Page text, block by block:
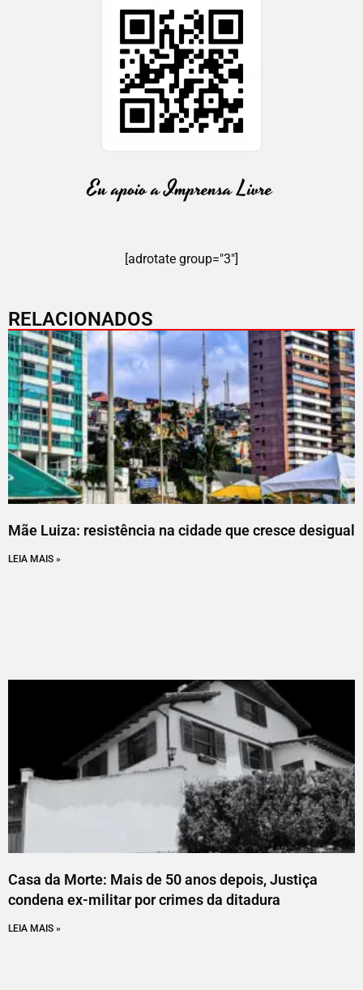
[adrotate group="3"]
RELACIONADOS
Mãe Luiza: resistência na cidade que cresce desigual
LEIA MAIS »
Casa da Morte: Mais de 50 anos depois, Justiça
condena ex-militar por crimes da ditadura
LEIA MAIS »